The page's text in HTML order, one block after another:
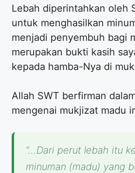
Lebah diperintahkan oleh
untuk menghasilkan
menjadi penyembuh bagi
merupakan bukti kasih
kepada hamba-Nya di
Allah SWT berfirman
mengenai mukjizat madu
“…Dari perut lebah itu
minuman (madu) yang